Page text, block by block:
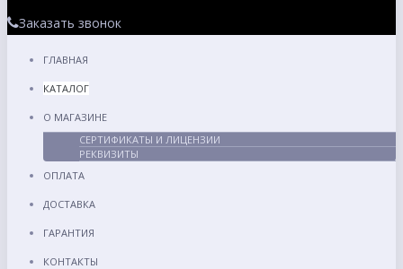
Заказать звонок
ГЛАВНАЯ
КАТАЛОГ
О МАГАЗИНЕ
СЕРТИФИКАТЫ И ЛИЦЕНЗИИ
РЕКВИЗИТЫ
ОПЛАТА
ДОСТАВКА
ГАРАНТИЯ
КОНТАКТЫ